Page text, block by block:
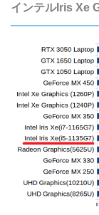
インテルIris Xe